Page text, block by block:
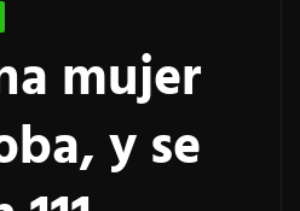
mujer
y se